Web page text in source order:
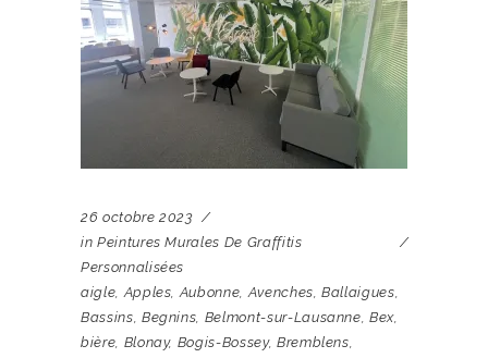
26 octobre 2023
in Peintures Murales De Graffitis
Personnalisées
aigle,Apples,Aubonne,Avenches,Ballaigues,
Bassins, Begnins, Belmont-sur-Lausanne,Bex,
bière, Blonay, Bogis-Bossey, Bremblens,